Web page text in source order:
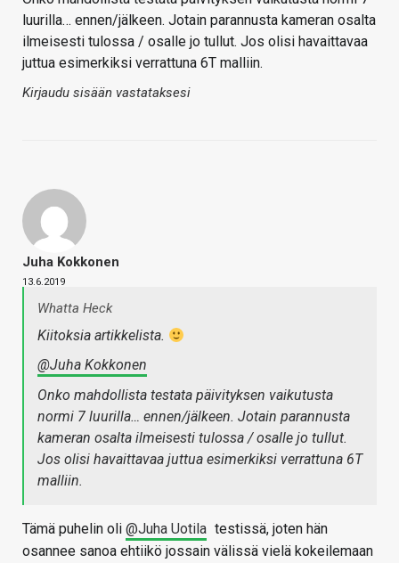
luurilla… ennen/jälkeen. Jotain parannusta kameran osalta
ilmeisesti tulossa / osalle jo tullut. Jos olisi havaittavaa
juttua esimerkiksi verrattuna 6T malliin.
Kirjaudu sisään vastataksesi
Juha Kokkonen
13.6.2019
Whatta Heck
Kiitoksia artikkelista.
@Juha Kokkonen
Onko mahdollista testata päivityksen vaikutusta
normi 7 luurilla… ennen/jälkeen. Jotain parannusta
kameran osalta ilmeisesti tulossa / osalle jo tullut.
Jos olisi havaittavaa juttua esimerkiksi verrattuna 6T
malliin.
Tämä puhelin oli @Juha Uotila testissä, joten hän
osannee sanoa ehtiikö jossain välissä vielä kokeilemaan